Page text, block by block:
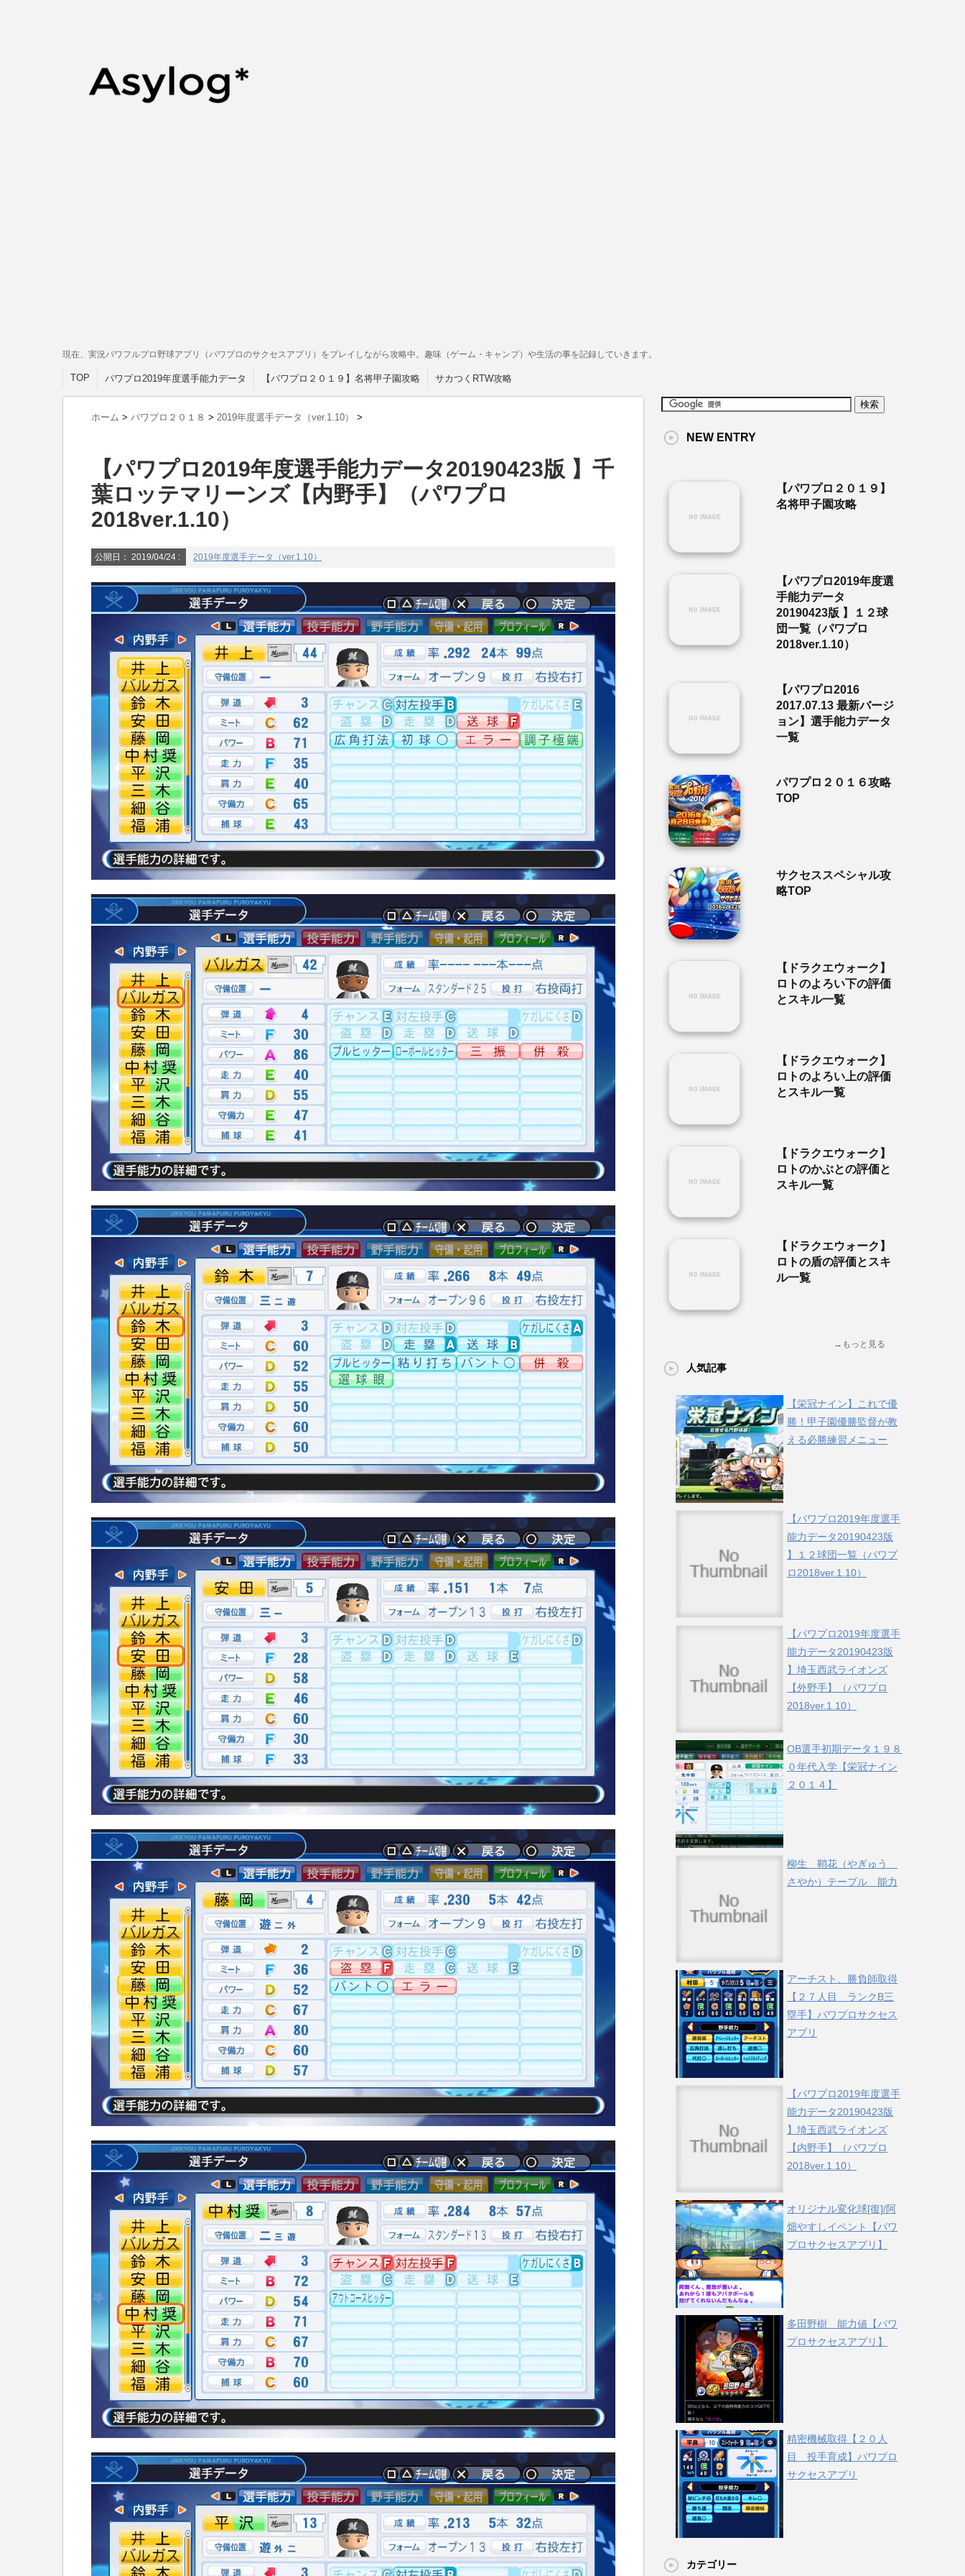
現在、実況パワフルプロ野球アプリ（パワプロのサクセスアプリ）をプレイしながら攻略中。趣味（ゲーム・キャンプ）や生活の事を記録していきます。
TOP パワプロ2019年度選手能力データ 【パワプロ２０１９】名将甲子園攻略 サカつくRTW攻略
ホーム > パワプロ２０１８ > 2019年度選手データ（ver.1.10） >
【パワプロ2019年度選手能力データ20190423版 】千
葉ロッテマリーンズ【内野手】（パワプロ
2018ver.1.10）
公開日： 2019/04/24 : 2019年度選手データ（ver.1.10）
NEW ENTRY
【パワプロ２０１９】
名将甲子園攻略
【パワプロ2019年度選
手能力データ
20190423版 】１２球
団一覧（パワプロ
2018ver.1.10）
【パワプロ2016
2017.07.13 最新バージ
ョン】選手能力データ
一覧
パワプロ２０１６攻略
TOP
サクセススペシャル攻
略TOP
【ドラクエウォーク】
ロトのよろい下の評価
とスキル一覧
【ドラクエウォーク】
ロトのよろい上の評価
とスキル一覧
【ドラクエウォーク】
ロトのかぶとの評価と
スキル一覧
【ドラクエウォーク】
ロトの盾の評価とスキ
ル一覧
→もっと見る
人気記事
【栄冠ナイン】これで優
勝！甲子園優勝監督が教
える必勝練習メニュー
【パワプロ2019年度選手
能力データ20190423版
】１２球団一覧（パワプ
ロ2018ver.1.10）
【パワプロ2019年度選手
能力データ20190423版
】埼玉西武ライオンズ
【外野手】（パワプロ
2018ver.1.10）
OB選手初期データ１９８
０年代入学【栄冠ナイン
２０１４】
柳生 鞘花（やぎゅう
さやか）テーブル 能力
アーチスト、勝負師取得
【２７人目 ランクB三
塁手】パワプロサクセス
アプリ
【パワプロ2019年度選手
能力データ20190423版
】埼玉西武ライオンズ
【内野手】（パワプロ
2018ver.1.10）
オリジナル変化球[復]/阿
畑やすしイベント【パワ
プロサクセスアプリ】
多田野樹 能力値【パワ
プロサクセスアプリ】
精密機械取得【２０人
目 投手育成】パワプロ
サクセスアプリ
カテゴリー